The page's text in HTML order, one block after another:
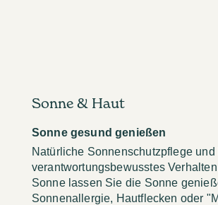
Sonne & Haut
Sonne gesund genießen
Natürliche Sonnenschutzpflege und
verantwortungsbewusstes
Sonne lassen Sie die Sonne
Sonnenallergie, Hautflecken oder